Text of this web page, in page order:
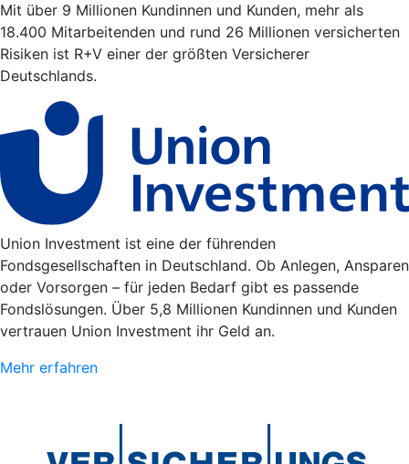
Mit über 9 Millionen Kundinnen und Kunden, mehr als
18.400 Mitarbeitenden und rund 26 Millionen versicherten
Risiken ist R+V einer der größten Versicherer
Deutschlands.
Union Investment ist eine der führenden
Fondsgesellschaften in Deutschland. Ob Anlegen, Ansparen
oder Vorsorgen – für jeden Bedarf gibt es passende
Fondslösungen. Über 5,8 Millionen Kundinnen und Kunden
vertrauen Union Investment ihr Geld an.
Mehr erfahren